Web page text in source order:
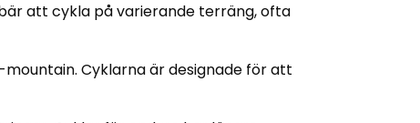
att cykla på varierande terräng, ofta
Cyklarna är designade för att